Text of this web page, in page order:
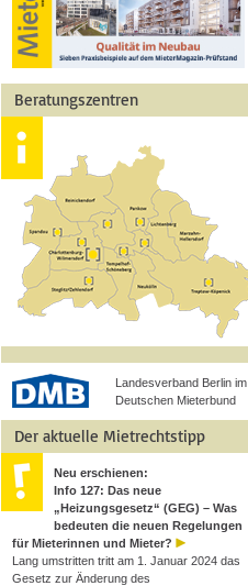
Beratungszentren
Landesverband Berlin im
Deutschen Mieterbund
Der aktuelle Mietrechtstipp
Neu erschienen:
Info 127: Das neue
„Heizungsgesetz“ (GEG) – Was
bedeuten die neuen Regelungen
für Mieterinnen und Mieter?
Lang umstritten tritt am 1. Januar 2024 das
Gesetz zur Änderung des